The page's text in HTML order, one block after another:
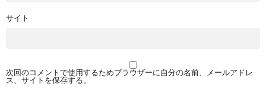
サイト
次回のコメントで使用するためブラウザーに自分の名前、メールアドレ
ス、サイトを保存する。